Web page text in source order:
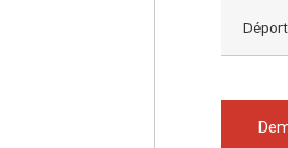
Déport